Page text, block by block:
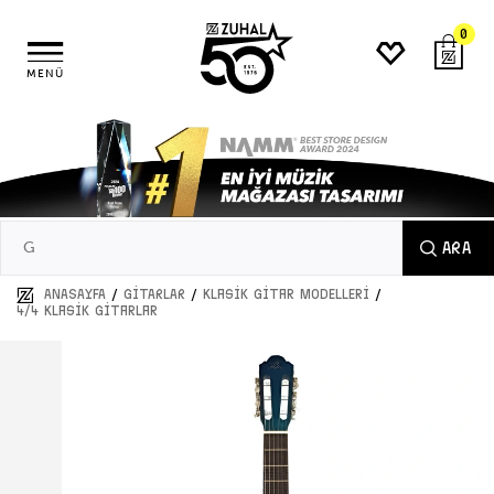
MENÜ
0
ARA
ANASAYFA / GİTARLAR / Klasik Gitar Modelleri /
4/4 Klasik Gitarlar